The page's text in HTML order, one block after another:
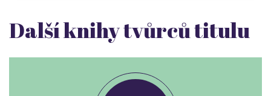
Další knihy tvůrců titulu